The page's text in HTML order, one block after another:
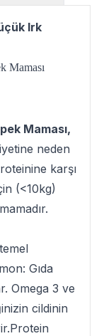
Irk
Maması
Maması,
neden
karşı
(<10kg)
temel
Gıda
Omega 3 ve
cildinin